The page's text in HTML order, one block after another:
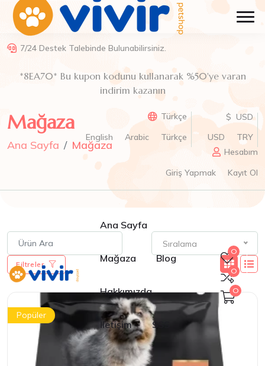
7/24 Destek Talebinde Bulunabilirsiniz.
*8EA70* Bu kupon kodunu kullanarak %50'ye varan
indirim kazanın
Türkçe
English
Arabic Türkçe
$ USD
USD
TRY
Hesabım
Giriş Yapmak
Kayıt Ol
Ana Sayfa
Mağaza Blog
Hakkımızda
İletişim SSS
0
0
0
Mağaza
Ana Sayfa Mağaza
Sıralama
Filtreler
Popüler